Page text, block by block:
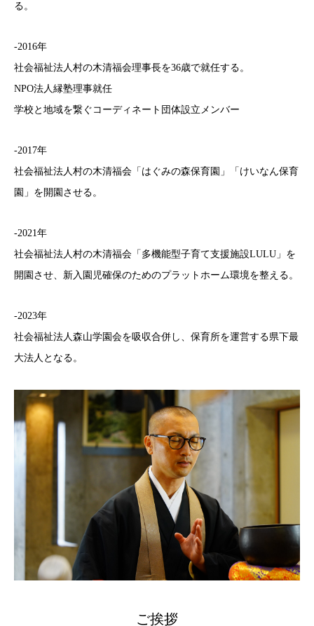
る。
-2016年
社会福祉法人村の木清福会理事長を36歳で就任する。
NPO法人縁塾理事就任
学校と地域を繋ぐコーディネート団体設立メンバー
-2017年
社会福祉法人村の木清福会「はぐみの森保育園」「けいなん保育
園」を開園させる。
-2021年
社会福祉法人村の木清福会「多機能型子育て支援施設LULU」を
開園させ、新入園児確保のためのプラットホーム環境を整える。
-2023年
社会福祉法人森山学園会を吸収合併し、保育所を運営する県下最
大法人となる。
ご挨拶